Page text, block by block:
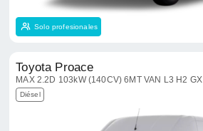
Solo profesionales
Toyota Proace
MAX 2.2D 103kW (140CV) 6MT VAN L3 H2 GX
Diésel